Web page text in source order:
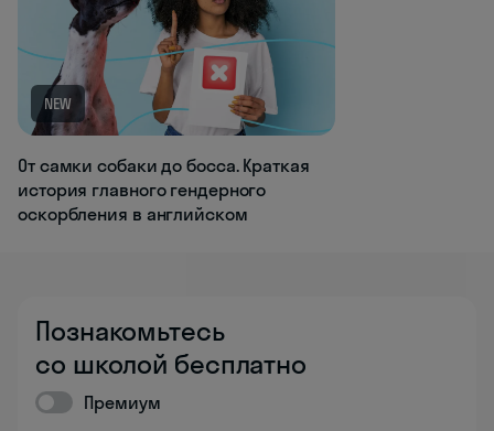
NEW
От самки собаки до босса. Краткая
история главного гендерного
оскорбления в английском
Познакомьтесь
со школой бесплатно
Премиум